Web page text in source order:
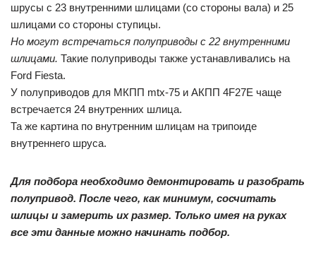
шрусы с 23 внутренними шлицами (со стороны вала) и 25
шлицами со стороны ступицы.
Но могут встречаться полуприводы с 22 внутренними
шлицами. Такие полуприводы также устанавливались на
Ford Fiesta.
У полуприводов для МКПП mtx-75 и АКПП 4F27E чаще
встречается 24 внутренних шлица.
Та же картина по внутренним шлицам на трипоиде
внутреннего шруса.
Для подбора необходимо демонтировать и разобрать
полупривод. После чего, как минимум, сосчитать
шлицы и замерить их размер. Только имея на руках
все эти данные можно начинать подбор.